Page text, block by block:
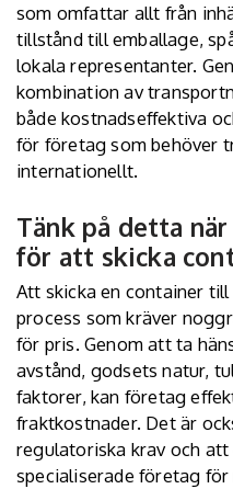
som omfattar allt från
tillstånd till emballage,
lokala representanter.
kombination av
både kostnadseffektiva
för företag som behöver
internationellt.
Tänk på detta
för att skicka
Att skicka en container
process som kräver
för pris. Genom att ta
avstånd, godsets natur,
faktorer, kan företag
fraktkostnader. Det är
regulatoriska krav och
specialiserade företag